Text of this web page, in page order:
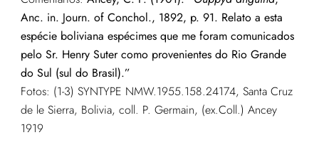
Anc. in. Journ. of Conchol., 1892, p. 91. Relato a esta
espécie boliviana espécimes que me foram comunicados
pelo Sr. Henry Suter como provenientes do Rio Grande
do Sul (sul do Brasil).”
Fotos: (1-3) SYNTYPE NMW.1955.158.24174, Santa Cruz
de le Sierra, Bolivia, coll. P. Germain, (ex.Coll.) Ancey
1919